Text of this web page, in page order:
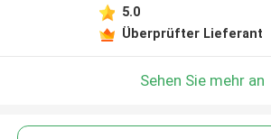
5.0
Überprüfter Lieferant
Sehen Sie mehr an